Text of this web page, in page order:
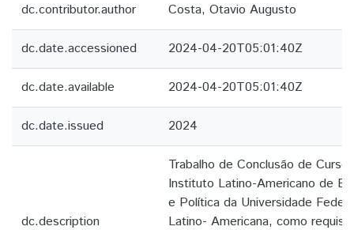
dc.contributor.author Costa, Otavio Augusto
dc.date.accessioned 2024-04-20T05:01:40Z
dc.date.available 2024-04-20T05:01:40Z
dc.date.issued 2024
dc.description
Trabalho de Conclusão de
Instituto Latino-Americano de
e Política da Universidade
Latino- Americana, como